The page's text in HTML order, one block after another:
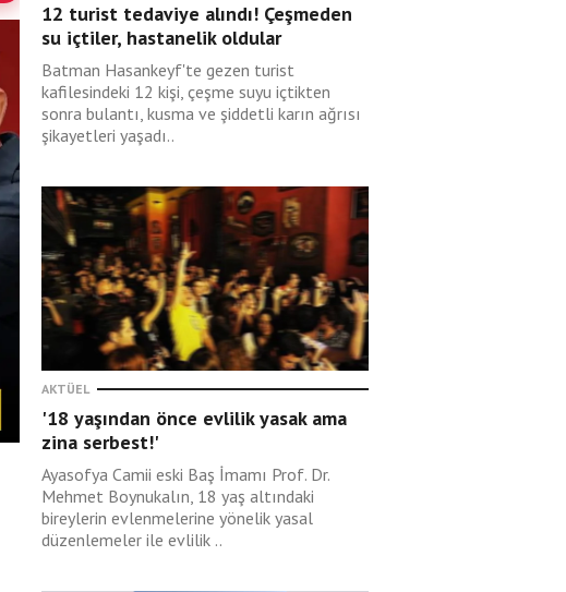
12 turist tedaviye alındı! Çeşmeden
su içtiler, hastanelik oldular
Batman Hasankeyf'te gezen turist
kafilesindeki 12 kişi, çeşme suyu içtikten
sonra bulantı, kusma ve şiddetli karın ağrısı
şikayetleri yaşadı..
AKTÜEL
'18 yaşından önce evlilik yasak ama
zina serbest!'
Ayasofya Camii eski Baş İmamı Prof. Dr.
Mehmet Boynukalın, 18 yaş altındaki
bireylerin evlenmelerine yönelik yasal
düzenlemeler ile evlilik ..